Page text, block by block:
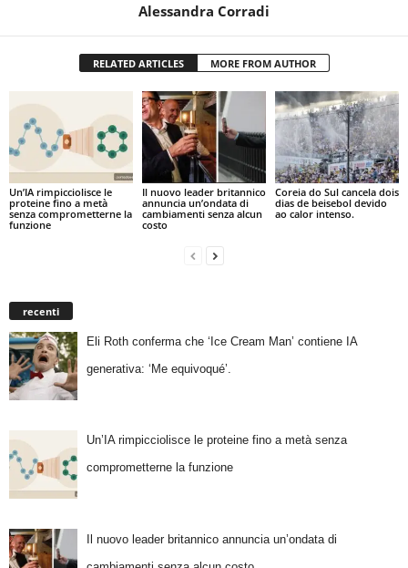
Alessandra Corradi
RELATED ARTICLES MORE FROM AUTHOR
Un’IA rimpicciolisce le
proteine fino a metà
senza comprometterne la
funzione
Il nuovo leader britannico
annuncia un’ondata di
cambiamenti senza alcun
costo
Coreia do Sul cancela dois
dias de beisebol devido
ao calor intenso.
recenti
Eli Roth conferma che ‘Ice Cream Man’ contiene IA
generativa: ‘Me equivoqué’.
Un’IA rimpicciolisce le proteine fino a metà senza
comprometterne la funzione
Il nuovo leader britannico annuncia un’ondata di